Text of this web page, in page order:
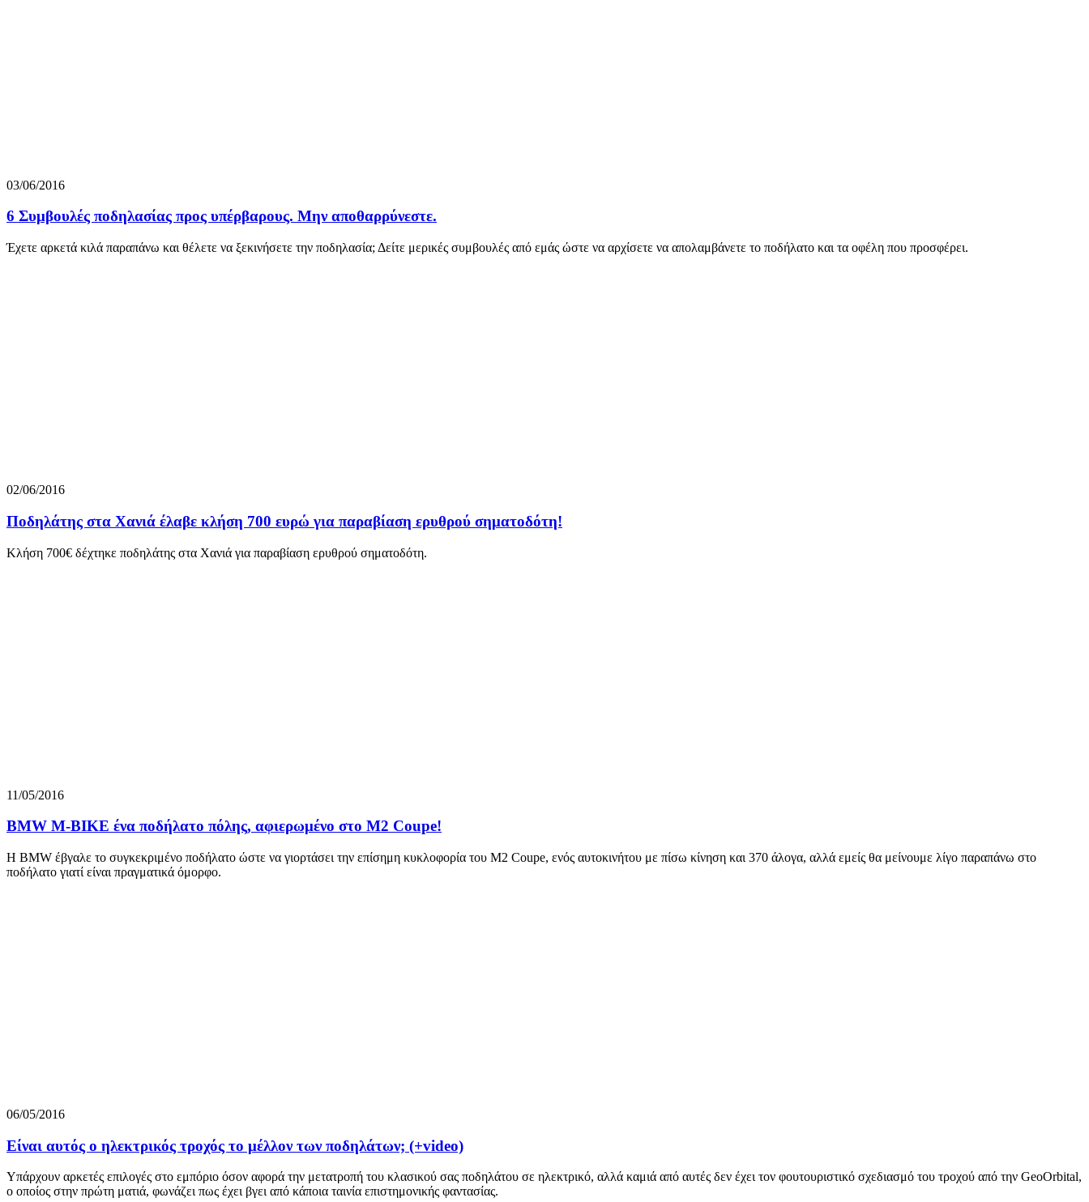
03/06/2016
6 Συμβουλές ποδηλασίας προς υπέρβαρους. Μην αποθαρρύνεστε.
Έχετε αρκετά κιλά παραπάνω και θέλετε να ξεκινήσετε την ποδηλασία; Δείτε μερικές συμβουλές από εμάς ώστε να αρχίσετε να απολαμβάνετε το ποδήλατο και τα οφέλη που προσφέρει.
02/06/2016
Ποδηλάτης στα Χανιά έλαβε κλήση 700 ευρώ για παραβίαση ερυθρού σηματοδότη!
Κλήση 700€ δέχτηκε ποδηλάτης στα Χανιά για παραβίαση ερυθρού σηματοδότη.
11/05/2016
BMW M-BIKE ένα ποδήλατο πόλης, αφιερωμένο στο M2 Coupe!
Η BMW έβγαλε το συγκεκριμένο ποδήλατο ώστε να γιορτάσει την επίσημη κυκλοφορία του M2 Coupe, ενός αυτοκινήτου με πίσω κίνηση και 370 άλογα, αλλά εμείς θα μείνουμε λίγο παραπάνω στο
ποδήλατο γιατί είναι πραγματικά όμορφο.
06/05/2016
Είναι αυτός ο ηλεκτρικός τροχός το μέλλον των ποδηλάτων; (+video)
Υπάρχουν αρκετές επιλογές στο εμπόριο όσον αφορά την μετατροπή του κλασικού σας ποδηλάτου σε ηλεκτρικό, αλλά καμιά από αυτές δεν έχει τον φουτουριστικό σχεδιασμό του τροχού από την GeoOrbital,
ο οποίος στην πρώτη ματιά, φωνάζει πως έχει βγει από κάποια ταινία επιστημονικής φαντασίας.